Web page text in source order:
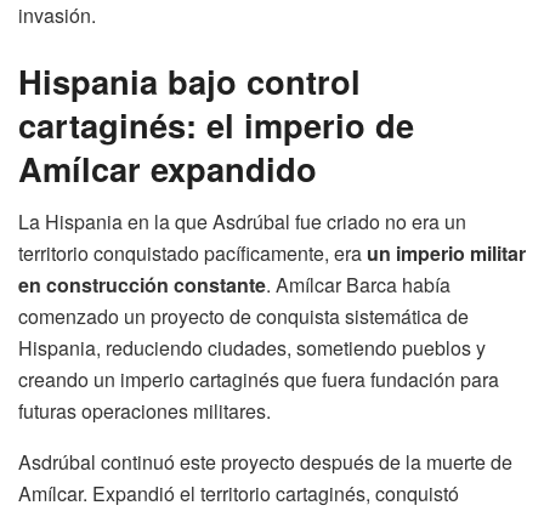
invasión.
Hispania bajo control
cartaginés: el imperio de
Amílcar expandido
La Hispania en la que Asdrúbal fue criado no era un
territorio conquistado pacíficamente, era un imperio militar
en construcción constante. Amílcar Barca había
comenzado un proyecto de conquista sistemática de
Hispania, reduciendo ciudades, sometiendo pueblos y
creando un imperio cartaginés que fuera fundación para
futuras operaciones militares.
Asdrúbal continuó este proyecto después de la muerte de
Amílcar. Expandió el territorio cartaginés, conquistó